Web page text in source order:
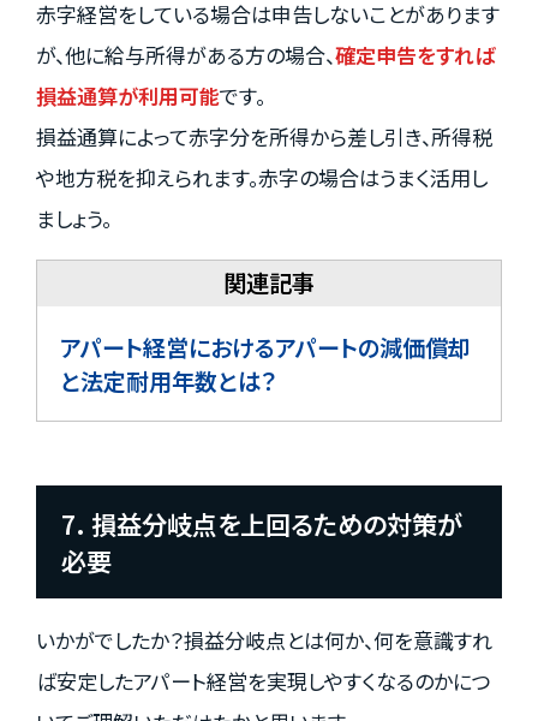
赤字経営をしている場合は申告しないことがあります
が、他に給与所得がある方の場合、確定申告をすれば
損益通算が利用可能です。
損益通算によって赤字分を所得から差し引き、所得税
や地方税を抑えられます。赤字の場合はうまく活用し
ましょう。
アパート経営におけるアパートの減価償却
と法定耐用年数とは？
7. 損益分岐点を上回るための対策が
必要
いかがでしたか？損益分岐点とは何か、何を意識すれ
ば安定したアパート経営を実現しやすくなるのかにつ